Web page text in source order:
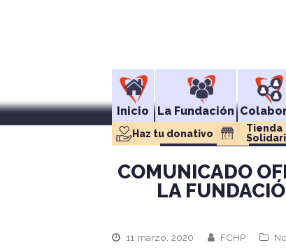
Inicio La Fundación
Haz tu donativo
Tienda
COMUNICADO
LA
11 marzo, 2020 FCHP